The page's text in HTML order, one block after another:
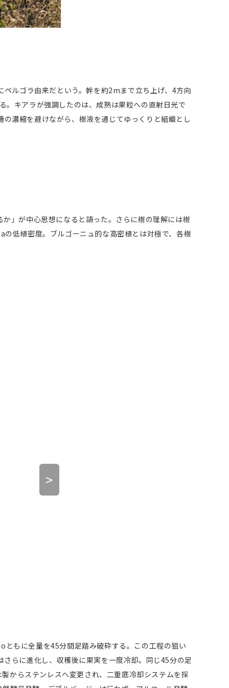
ルゴラ由来だという。幹を約2mまで立ち上げ、4方向
キアラが強調したのは、成熟は果粒への直射日光で
濃縮を避けながら、樹液を通じてゆっくりと組織とし
」が中心思想になると語った。さらに樹の理解には樹
低植密度。ブルゴーニュ的な高密植とは対極で、各樹
>
もに全量を45分間足踏み破砕する。この工程の狙い
らに進化し、収穫後に果実を一度冷却。同じ45分の足
からステンレスへ変更され、二重底冷却システムを採